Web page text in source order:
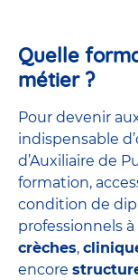
Quelle
métier ?
Pour devenir
indispensable
d’Auxiliaire de
formation,
condition de
professionnels
crèches,
encore